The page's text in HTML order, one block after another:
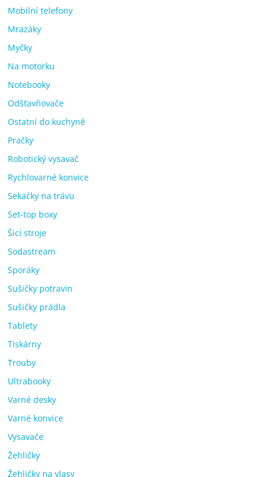
Mobilní telefony
Mrazáky
Myčky
Na motorku
Notebooky
Odšťavňovače
Ostatní do kuchyně
Pračky
Robotický vysavač
Rychlovarné konvice
Sekačky na trávu
Set-top boxy
Šicí stroje
Sodastream
Sporáky
Sušičky potravin
Sušičky prádla
Tablety
Tiskárny
Trouby
Ultrabooky
Varné desky
Varné konvice
Vysavače
Žehličky
Žehličky na vlasy